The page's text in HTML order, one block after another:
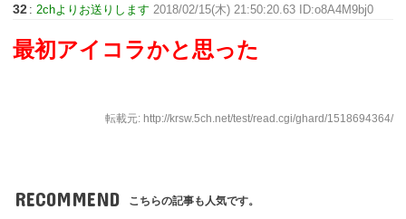
32 : 2chよりお送りします 2018/02/15(木) 21:50:20.63 ID:o8A4M9bj0
最初アイコラかと思った
転載元: http://krsw.5ch.net/test/read.cgi/ghard/1518694364/
RECOMMEND こちらの記事も人気です。